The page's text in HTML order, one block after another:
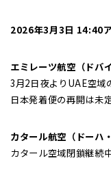
2026年3月3日 14:40
エミレーツ航空（ドバ
3月2日夜よりUAE空域
日本発着便の再開は未
カタール航空（ドーハ
カタール空域閉鎖継続